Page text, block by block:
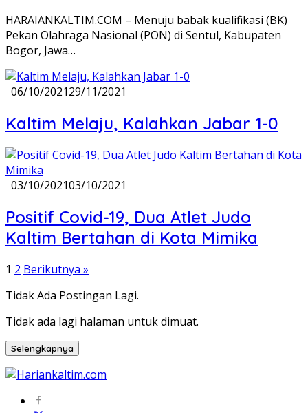
HARAIANKALTIM.COM – Menuju babak kualifikasi (BK)
Pekan Olahraga Nasional (PON) di Sentul, Kabupaten
Bogor, Jawa…
06/10/202129/11/2021
Kaltim Melaju, Kalahkan Jabar 1-0
03/10/202103/10/2021
Positif Covid-19, Dua Atlet Judo
Kaltim Bertahan di Kota Mimika
Paginasi
pos
1 2 Berikutnya »
Tidak Ada Postingan Lagi.
Tidak ada lagi halaman untuk dimuat.
Selengkapnya